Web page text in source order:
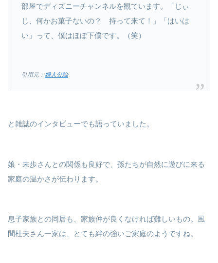
部屋でディズニーチャンネルを観ています。「じぃ
じ、何かお菓子ないの？ 持って来て！」「はいは
い」って、僕はほぼ下僕です。（笑）
引用元： 婦人公論
と雑誌のインタビューでも語っていました。
娘・未歩さんとの関係も良好で、孫たちが自然に遊びに来る
家庭の温かさが伝わります。
息子家族との同居も、家族仲が良くなければ難しいもの。風
間杜夫さん一家は、とても絆の強いご家庭のようですね。